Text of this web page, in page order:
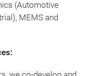
(Automotive
MEMS and